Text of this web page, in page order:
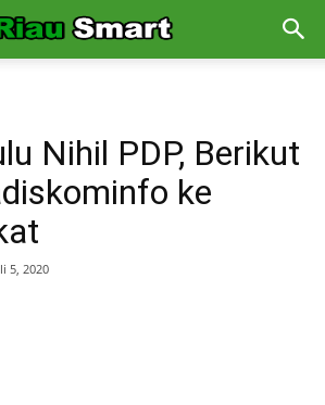
Nihil PDP, Berikut
ke
5, 2020